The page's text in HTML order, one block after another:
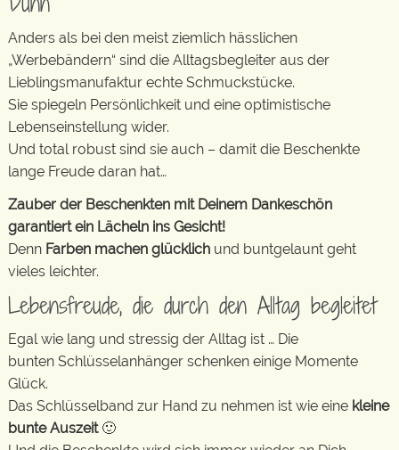
Anders als bei den meist ziemlich hässlichen
„Werbebändern“ sind die Alltagsbegleiter aus der
Lieblingsmanufaktur echte Schmuckstücke.
Sie spiegeln Persönlichkeit und eine optimistische
Lebenseinstellung wider.
Und total robust sind sie auch – damit die Beschenkte
lange Freude daran hat…
Zauber der Beschenkten mit Deinem Dankeschön
garantiert ein Lächeln ins Gesicht!
Denn Farben machen glücklich und buntgelaunt geht
vieles leichter.
Lebensfreude, die durch den Alltag begleitet
Egal wie lang und stressig der Alltag ist … Die
bunten Schlüsselanhänger schenken einige Momente
Glück.
Das Schlüsselband zur Hand zu nehmen ist wie eine kleine
bunte Auszeit🙂